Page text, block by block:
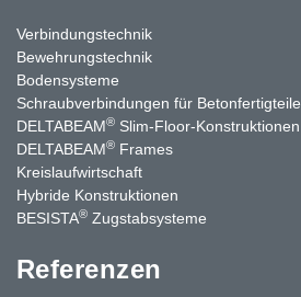
Verbindungstechnik
Bewehrungstechnik
Bodensysteme
Schraubverbindungen für Betonfertigteile
DELTABEAM® Slim-Floor-Konstruktionen
DELTABEAM® Frames
Kreislaufwirtschaft
Hybride Konstruktionen
BESISTA® Zugstabsysteme
Referenzen